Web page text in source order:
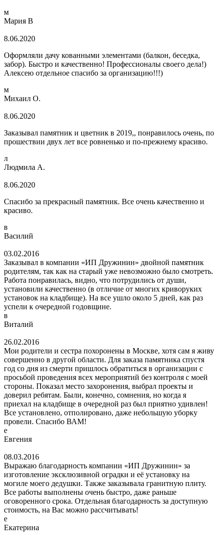
м
Мария В
8.06.2020
Оформляли дачу кованными элементами (балкон, беседка,
забор). Быстро и качественно! Профессионалы своего дела!)
Алексею отдельное спасибо за организацию!!!)
м
Михаил О.
8.06.2020
Заказывал памятник и цветник в 2019,, понравилось очень, по
прошествии двух лет все ровненько и по-прежнему красиво.
л
Людмила А.
8.06.2020
Спасибо за прекрасный памятник. Все очень качественно и
красиво.
в
Василий
03.02.2016
Заказывал в компании «ИП Дружинин» двойной памятник
родителям, так как на старый уже невозможно было смотреть.
Работа понравилась, видно, что потрудились от души,
установили качественно (в отличие от многих криворуких
установок на кладбище). На все ушло около 5 дней, как раз
успели к очередной годовщине.
в
Виталий
26.02.2016
Мои родители и сестра похоронены в Москве, хотя сам я живу
совершенно в другой области. Для заказа памятника спустя
год со дня из смерти пришлось обратиться в организации с
просьбой проведения всех мероприятий без контроля с моей
стороны. Показал место захоронения, выбрал проекты и
доверил ребятам. Были, конечно, сомнения, но когда я
приехал на кладбище в очередной раз был приятно удивлен!
Все установлено, отполировано, даже небольшую уборку
провели. Спасибо ВАМ!
е
Евгения
08.03.2016
Выражаю благодарность компании «ИП Дружинин» за
изготовление эксклюзивной оградки и её установку на
могиле моего дедушки. Также заказывала гранитную плиту.
Все работы выполнены очень быстро, даже раньше
оговоренного срока. Отдельная благодарность за доступную
стоимость, на Вас можно рассчитывать!
е
Екатерина